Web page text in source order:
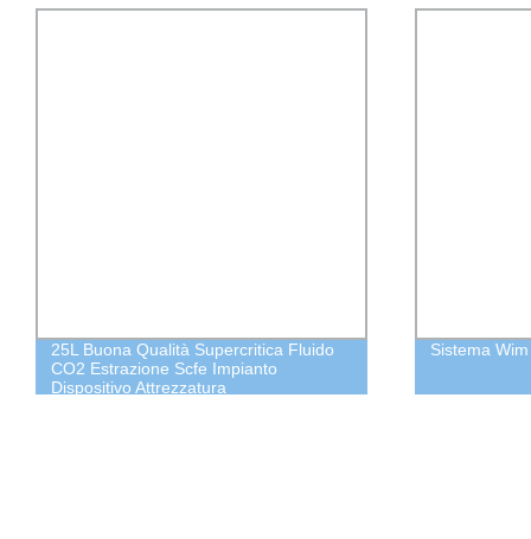
25L Buona Qualità Supercritica Fluido
CO2 Estrazione Scfe Impianto
Dispositivo Attrezzatura
Sistema